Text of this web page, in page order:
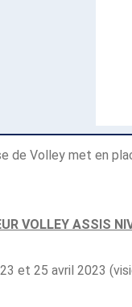
de Volley met en
VOLLEY ASSIS
et 25 avril 2023